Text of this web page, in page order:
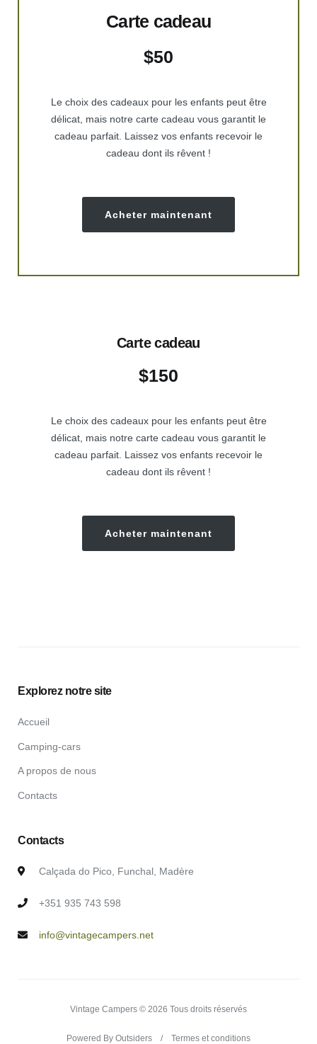
Carte cadeau
$50
Le choix des cadeaux pour les enfants peut être
délicat, mais notre carte cadeau vous garantit le
cadeau parfait. Laissez vos enfants recevoir le
cadeau dont ils rêvent !
Acheter maintenant
Carte cadeau
$150
Le choix des cadeaux pour les enfants peut être
délicat, mais notre carte cadeau vous garantit le
cadeau parfait. Laissez vos enfants recevoir le
cadeau dont ils rêvent !
Acheter maintenant
Explorez notre site
Accueil
Camping-cars
A propos de nous
Contacts
Contacts
Calçada do Pico, Funchal, Madère
+351 935 743 598
info@vintagecampers.net
Vintage Campers © 2026 Tous droits réservés
Powered By Outsiders Termes et conditions